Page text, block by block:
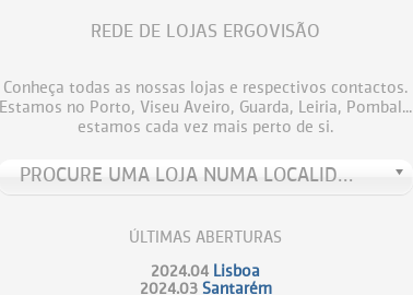
REDE DE LOJAS ERGOVISÃO
Conheça todas as nossas lojas e respectivos contactos.
Estamos no Porto, Viseu Aveiro, Guarda, Leiria, Pombal...
estamos cada vez mais perto de si.
PROCURE UMA LOJA NUMA LOCALIDADE
ÚLTIMAS ABERTURAS
2024.04 Lisboa
2024.03 Santarém